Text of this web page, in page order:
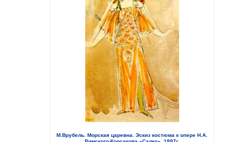
М.Врубель. Морская царевна. Эскиз костюма к опере Н.А.